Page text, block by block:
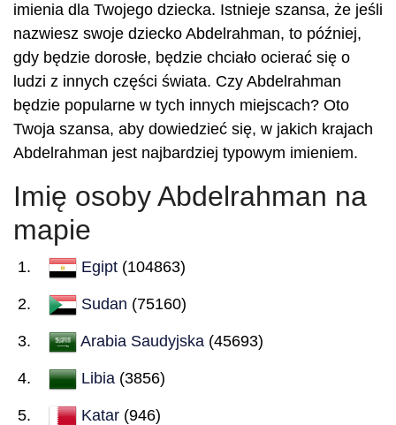
imienia dla Twojego dziecka. Istnieje szansa, że jeśli
nazwiesz swoje dziecko Abdelrahman, to później,
gdy będzie dorosłe, będzie chciało ocierać się o
ludzi z innych części świata. Czy Abdelrahman
będzie popularne w tych innych miejscach? Oto
Twoja szansa, aby dowiedzieć się, w jakich krajach
Abdelrahman jest najbardziej typowym imieniem.
Imię osoby Abdelrahman na
mapie
Egipt (104863)
Sudan (75160)
Arabia Saudyjska (45693)
Libia (3856)
Katar (946)